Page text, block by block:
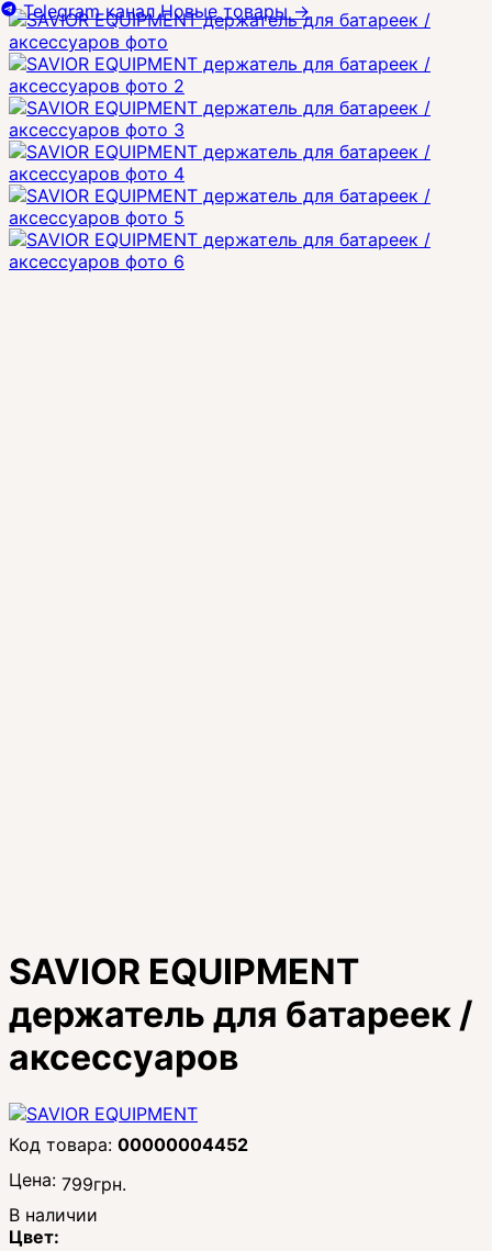
SAVIOR EQUIPMENT
держатель для батареек /
аксессуаров
00000004452
Цена: 799грн.
В наличии
Цвет:
Telegram канал Новые товары →